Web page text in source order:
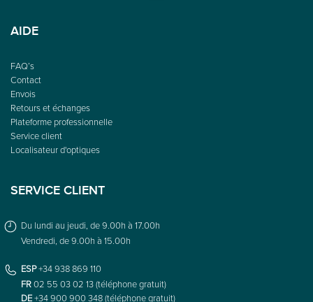
AIDE
FAQ’s
Contact
Envois
Retours et échanges
Plateforme professionnelle
Service client
Localisateur d'optiques
SERVICE CLIENT
Du lundi au jeudi, de 9.00h à 17.00h
Vendredi, de 9.00h à 15.00h
ESP+34 938 869 110
FR02 55 03 02 13 (téléphone gratuit)
DE+34 900 900 348 (téléphone gratuit)